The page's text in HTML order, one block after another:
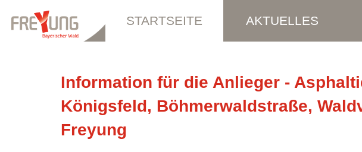
STARTSEITE AKTUELLES
Information für die Anlieger -
Königsfeld, Böhmerwaldstraße,
Freyung